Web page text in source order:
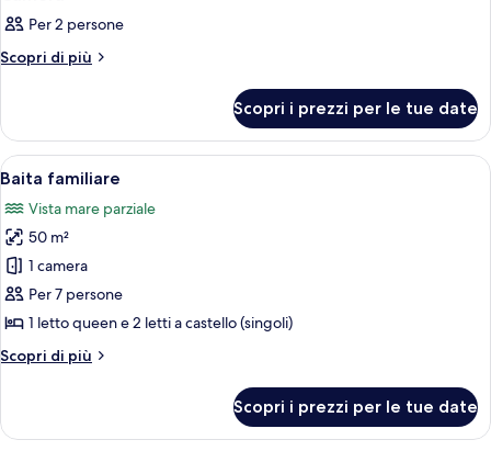
tutte
le
foto
Per 2 persone
Scopri di più
Altri
Scopri i prezzi per le tue date
Apri
tutte
le
foto
per
Baita
familiare
Una piccola casa di legno rustica
6
Baita familiare
Vista mare parziale
50 m²
1 camera
Per 7 persone
1 letto queen e 2 letti a castello (singoli)
Scopri di più
Altri
familiare
Scopri i prezzi per le tue date